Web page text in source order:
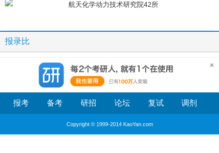
报录比
报考 备考 研招 论坛 复试 调剂
Copyright © 1999-2014 KaoYan.com